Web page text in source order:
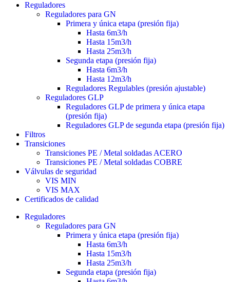
Reguladores
Reguladores para GN
Primera y única etapa (presión fija)
Hasta 6m3/h
Hasta 15m3/h
Hasta 25m3/h
Segunda etapa (presión fija)
Hasta 6m3/h
Hasta 12m3/h
Reguladores Regulables (presión ajustable)
Reguladores GLP
Reguladores GLP de primera y única etapa
(presión fija)
Reguladores GLP de segunda etapa (presión fija)
Filtros
Transiciones
Transiciones PE / Metal soldadas ACERO
Transiciones PE / Metal soldadas COBRE
Válvulas de seguridad
VIS MIN
VIS MAX
Certificados de calidad
Reguladores
Reguladores para GN
Primera y única etapa (presión fija)
Hasta 6m3/h
Hasta 15m3/h
Hasta 25m3/h
Segunda etapa (presión fija)